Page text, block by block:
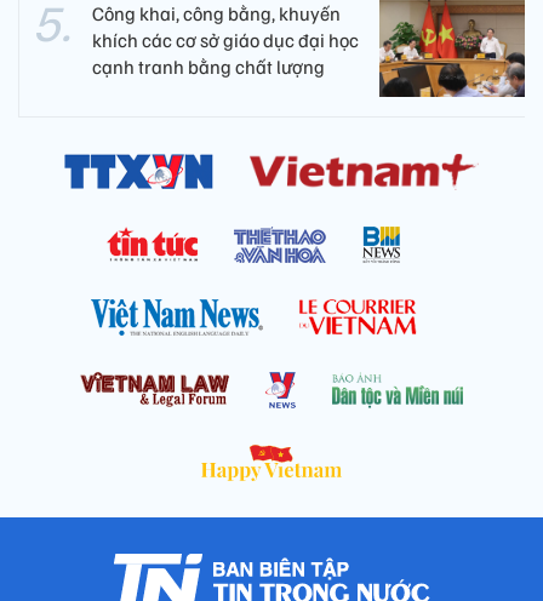
Công khai, công bằng, khuyến
khích các cơ sở giáo dục đại học
cạnh tranh bằng chất lượng​